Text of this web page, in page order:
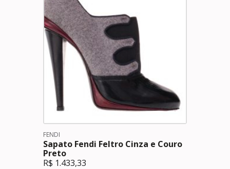
FENDI
Sapato Fendi Feltro Cinza e Couro
Preto
R$ 1.433,33